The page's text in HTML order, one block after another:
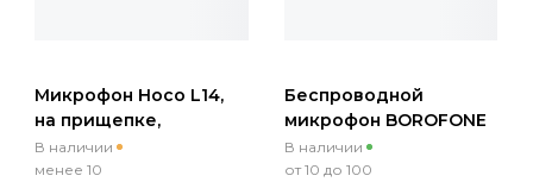
Микрофон Hoco L14,
на прищепке,
Lightning, кабель 2м,
черный
В наличии
менее 10
Беспроводной
микрофон BOROFONE
BFK12, Lightning,
черный
В наличии
от 10 до 100